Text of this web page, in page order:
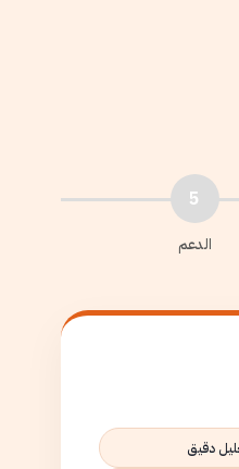
5
الدعم
دقيق